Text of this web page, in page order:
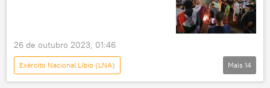
26 de outubro 2023, 01:46
Exército Nacional Líbio (LNA)
Panorama internacional
Mais 14